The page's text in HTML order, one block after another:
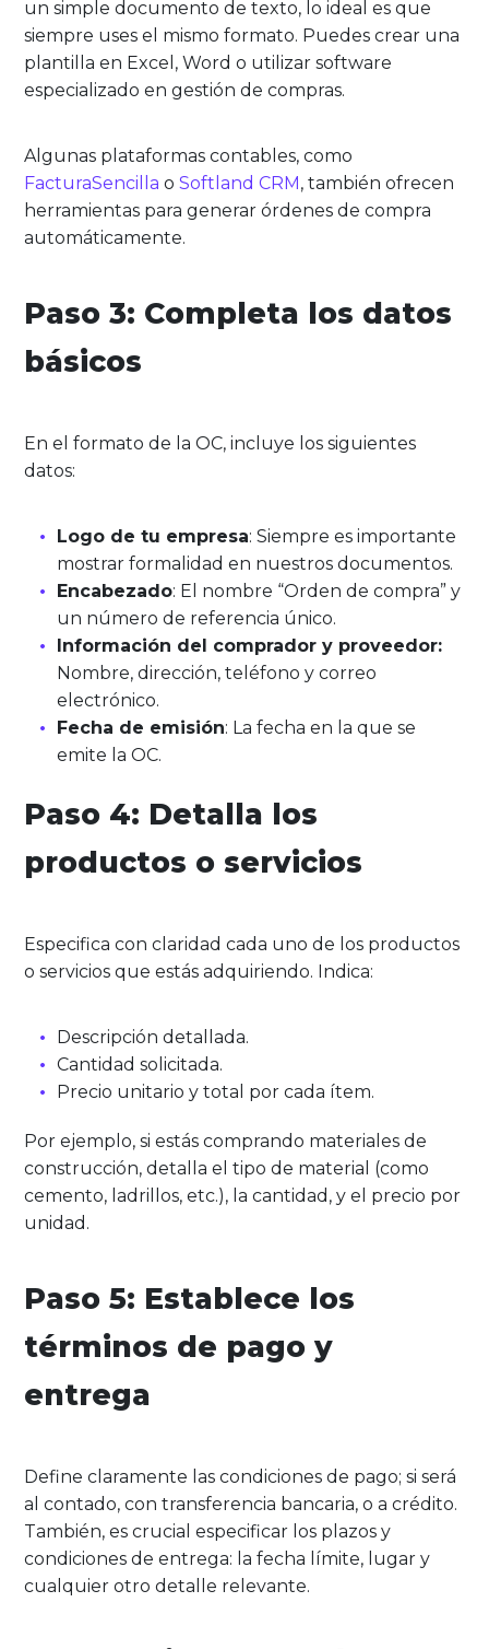
un simple documento de texto, lo ideal es que
siempre uses el mismo formato. Puedes crear una
plantilla en Excel, Word o utilizar software
especializado en gestión de compras.
Algunas plataformas contables, como
FacturaSencilla oSoftland CRM, también ofrecen
herramientas para generar órdenes de compra
automáticamente.
Paso 3: Completa los datos
básicos
En el formato de la OC, incluye los siguientes
datos:
Logo de tu empresa: Siempre es importante
mostrar formalidad en nuestros documentos.
Encabezado: El nombre “Orden de compra” y
un número de referencia único.
Información del comprador y proveedor:
Nombre, dirección, teléfono y correo
electrónico.
Fecha de emisión: La fecha en la que se
emite la OC.
Paso 4: Detalla los
productos o servicios
Especifica con claridad cada uno de los productos
o servicios que estás adquiriendo. Indica:
Descripción detallada.
Cantidad solicitada.
Precio unitario y total por cada ítem.
Por ejemplo, si estás comprando materiales de
construcción, detalla el tipo de material (como
cemento, ladrillos, etc.), la cantidad, y el precio por
unidad.
Paso 5: Establece los
términos de pago y
entrega
Define claramente las condiciones de pago; si será
al contado, con transferencia bancaria, o a crédito.
También, es crucial especificar los plazos y
condiciones de entrega: la fecha límite, lugar y
cualquier otro detalle relevante.